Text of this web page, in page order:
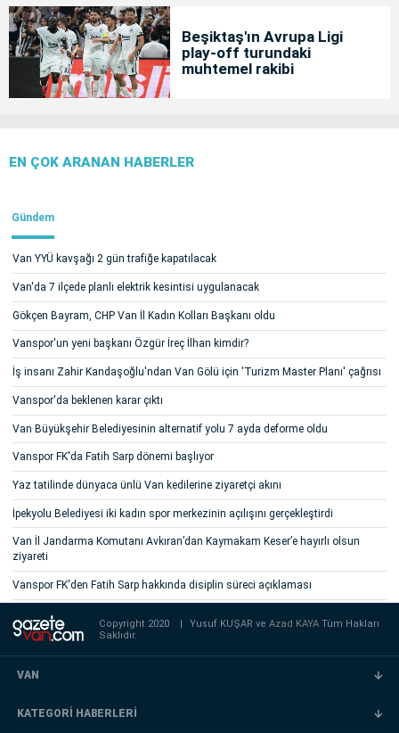
Beşiktaş'ın Avrupa Ligi
play-off turundaki
muhtemel rakibi
EN ÇOK ARANAN HABERLER
Gündem
Van YYÜ kavşağı 2 gün trafiğe kapatılacak
Van'da 7 ilçede planlı elektrik kesintisi uygulanacak
Gökçen Bayram, CHP Van İl Kadın Kolları Başkanı oldu
Vanspor'un yeni başkanı Özgür İreç İlhan kimdir?
İş insanı Zahir Kandaşoğlu'ndan Van Gölü için 'Turizm Master Planı' çağrısı
Vanspor'da beklenen karar çıktı
Van Büyükşehir Belediyesinin alternatif yolu 7 ayda deforme oldu
Vanspor FK'da Fatih Sarp dönemi başlıyor
Yaz tatilinde dünyaca ünlü Van kedilerine ziyaretçi akını
İpekyolu Belediyesi iki kadın spor merkezinin açılışını gerçekleştirdi
Van İl Jandarma Komutanı Avkıran’dan Kaymakam Keser’e hayırlı olsun
ziyareti
Vanspor FK'den Fatih Sarp hakkında disiplin süreci açıklaması
Copyright 2020 | Yusuf KUŞAR veAzad KAYATüm Hakları
Saklıdır.
VAN
KATEGORİ HABERLERİ